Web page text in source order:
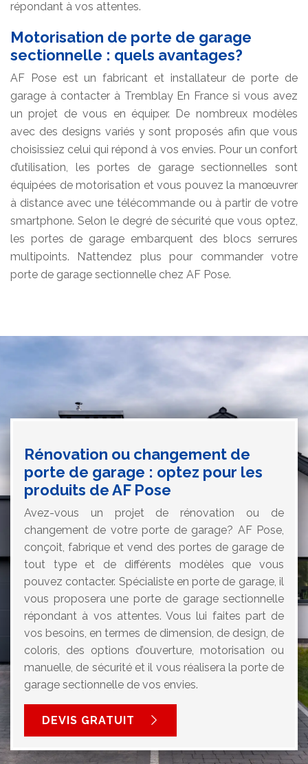
répondant à vos attentes.
Motorisation de porte de garage
sectionnelle : quels avantages?
AF Pose est un fabricant et installateur de porte de
garage à contacter à Tremblay En France si vous avez
un projet de vous en équiper. De nombreux modèles
avec des designs variés y sont proposés afin que vous
choisissiez celui qui répond à vos envies. Pour un confort
d’utilisation, les portes de garage sectionnelles sont
équipées de motorisation et vous pouvez la manœuvrer
à distance avec une télécommande ou à partir de votre
smartphone. Selon le degré de sécurité que vous optez,
les portes de garage embarquent des blocs serrures
multipoints. N’attendez plus pour commander votre
porte de garage sectionnelle chez AF Pose.
Rénovation ou changement de
porte de garage : optez pour les
produits de AF Pose
Avez-vous un projet de rénovation ou de
changement de votre porte de garage? AF Pose,
conçoit, fabrique et vend des portes de garage de
tout type et de différents modèles que vous
pouvez contacter. Spécialiste en porte de garage, il
vous proposera une porte de garage sectionnelle
répondant à vos attentes. Vous lui faites part de
vos besoins, en termes de dimension, de design, de
coloris, des options d’ouverture, motorisation ou
manuelle, de sécurité et il vous réalisera la porte de
garage sectionnelle de vos envies.
DEVIS GRATUIT